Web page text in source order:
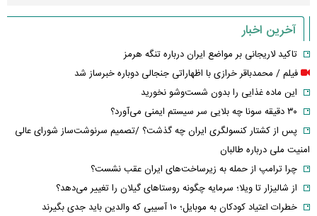
آخرین اخبار
تاکید لاریجانی بر مواضع ایران درباره تنگه هرمز
فیلم / محمدباقر خرازی با اظهاراتی جنجالی دوباره خبرساز شد
این ماده غذایی را بدون شست‌وشو نخورید
۳۰ دقیقه سونا چه بلایی سر سیستم ایمنی می‌آورد؟
پس از کشتار کنسولگری ایران چه گذشت؟ /تصمیم سرنوشت‌ساز شورای عالی
امنیت ملی درباره طالبان
چرا ترامپ از حمله به زیرساخت‌های ایران عقب نشست؟
از شالیزار تا ویلا؛ سرمایه چگونه روستاهای گیلان را تغییر می‌دهد؟
خطرات اعتیاد کودکان به موبایل؛ ۱۰ آسیبی که والدین باید جدی بگیرند